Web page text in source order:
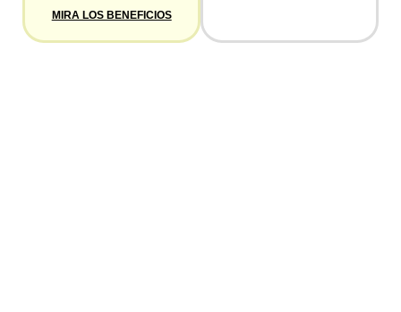
MIRA LOS BENEFICIOS